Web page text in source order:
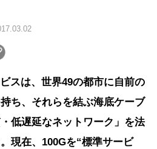
スは、世界49の都市に自前の
ち、それらを結ぶ海底ケーブ
低遅延なネットワーク」を法
現在、100Gを“標準サービ